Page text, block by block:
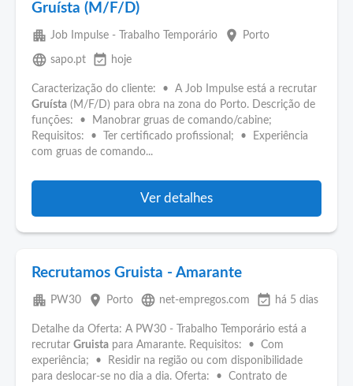
Gruísta (M/F/D)
apartment Job Impulse - Trabalho Temporário place Porto
language sapo.pt event_available hoje
Caracterização do cliente: • A Job Impulse está a recrutar
Gruísta (M/F/D) para obra na zona do Porto. Descrição de
funções: • Manobrar gruas de comando/cabine;
Requisitos: • Ter certificado profissional; • Experiência
com gruas de comando...
Ver detalhes
Recrutamos Gruista - Amarante
apartment PW30 place Porto language net-empregos.com event_available há 5 dias
Detalhe da Oferta: A PW30 - Trabalho Temporário está a
recrutar Gruista para Amarante. Requisitos: • Com
experiência; • Residir na região ou com disponibilidade
para deslocar-se no dia a dia. Oferta: • Contrato de